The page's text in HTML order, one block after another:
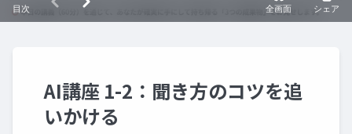
AI講座 1-2：聞き方のコツを追
いかける